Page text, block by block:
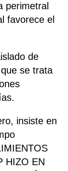
perimetral
favorece el
de
se trata
insiste en
HIZO EN